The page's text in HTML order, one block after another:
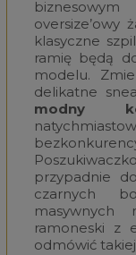
oversize’owy
klasyczne
ramię będą
modelu.
delikatne
modny
przypadnie
czarnych
masywnych
ramoneski z
odmówić